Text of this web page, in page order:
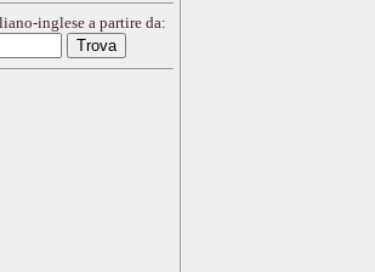
inglese a partire da: